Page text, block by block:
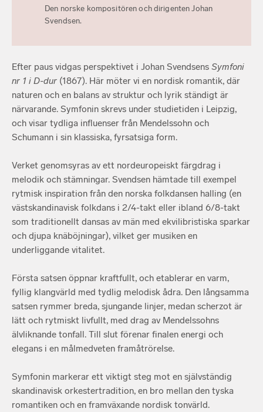
Den norske kompositören och dirigenten Johan
Svendsen.
Efter paus vidgas perspektivet i Johan Svendsens Symfoni
nr 1 i D-dur (1867). Här möter vi en nordisk romantik, där
naturen och en balans av struktur och lyrik ständigt är
närvarande. Symfonin skrevs under studietiden i Leipzig,
och visar tydliga influenser från Mendelssohn och
Schumann i sin klassiska, fyrsatsiga form.
Verket genomsyras av ett nordeuropeiskt färgdrag i
melodik och stämningar. Svendsen hämtade till exempel
rytmisk inspiration från den norska folkdansen halling (en
västskandinavisk folkdans i 2/4-takt eller ibland 6/8-takt
som traditionellt dansas av män med ekvilibristiska sparkar
och djupa knäböjningar), vilket ger musiken en
underliggande vitalitet.
Första satsen öppnar kraftfullt, och etablerar en varm,
fyllig klangvärld med tydlig melodisk ådra. Den långsamma
satsen rymmer breda, sjungande linjer, medan scherzot är
lätt och rytmiskt livfullt, med drag av Mendelssohns
älvliknande tonfall. Till slut förenar finalen energi och
elegans i en målmedveten framåtrörelse.
Symfonin markerar ett viktigt steg mot en självständig
skandinavisk orkestertradition, en bro mellan den tyska
romantiken och en framväxande nordisk tonvärld.